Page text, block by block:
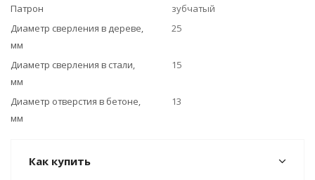
Патрон
зубчатый
Диаметр сверления в дереве,
мм
25
Диаметр сверления в стали,
мм
15
Диаметр отверстия в бетоне,
мм
13
Как купить